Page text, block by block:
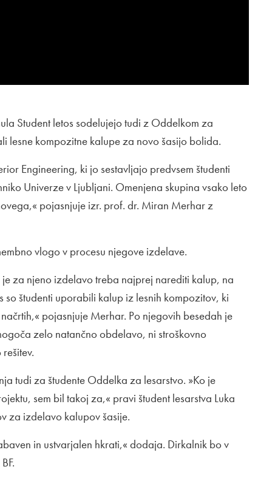
Student letos sodelujejo tudi z Oddelkom za
lesne kompozitne kalupe za novo šasijo bolida.
Engineering, ki jo sestavljajo predvsem študenti
Univerze v Ljubljani. Omenjena skupina vsako leto
pojasnjuje izr. prof. dr. Miran Merhar z
vlogo v procesu njegove izdelave.
za njeno izdelavo treba najprej narediti kalup, na
študenti uporabili kalup iz lesnih kompozitov, ki
pojasnjuje Merhar. Po njegovih besedah je
zelo natančno obdelavo, ni stroškovno
tudi za študente Oddelka za lesarstvo. »Ko je
sem bil takoj za,« pravi študent lesarstva Luka
za izdelavo kalupov šasije.
in ustvarjalen hkrati,« dodaja. Dirkalnik bo v